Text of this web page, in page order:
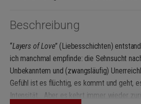
Beschreibung
“Layers of Love” (Liebesschichten)
ich manchmal empfinde: die Sehnsucht
Unbekanntem und (zwangsläufig)
Gefühl ist es flüchtig, es kommt und geht,
Intensität... Aber es kehrt immer wieder